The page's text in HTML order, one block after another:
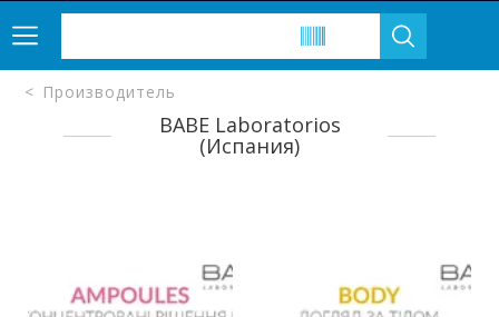
Производитель
BABE Laboratorios
(Испания)